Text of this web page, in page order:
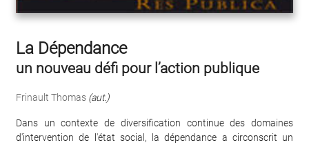
La Dépendance
un nouveau défi pour l’action publique
Frinault Thomas (aut.)
Dans un contexte de diversification continue des domaines
d'intervention de l'état social, la dépendance a circonscrit un